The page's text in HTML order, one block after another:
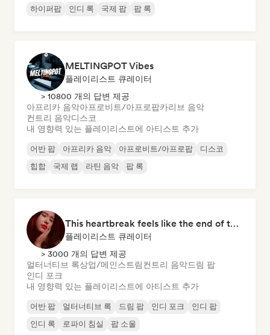
하이퍼팝
인디 록 국제 팝 팝 록
MELTINGPOT Vibes
플레이리스트 큐레이터
> 10800 개의 답변 제공
아프리카 음악아프로비트/아프로팝카리브 음악
컨트리 음악디스코
내 영향력 있는 플레이리스트에 아티스트 추가
어반 팝 아프리카 음악 아프로비트/아프로팝
디스코
힙합
국제 랩 라틴 음악 팝 록
This heartbreak feels like the end of the world
플레이리스트 큐레이터
> 3000 개의 답변 제공
얼터너티브 록상업/메인스트림컨트리 음악드림 팝
인디 포크
내 영향력 있는 플레이리스트에 아티스트 추가
어반 팝 얼터너티브 록 드림 팝 인디 포크
인디 팝
인디 록
로파이 침실 팝 소울